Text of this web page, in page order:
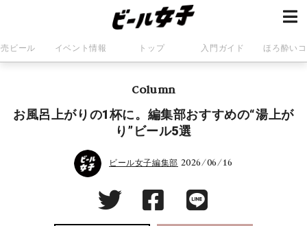
ビール イベント情報 トップ 入門ガイド ほろ酔い
Column
お風呂上がりの1杯に。編集部おすすめの“湯上が
り”ビール5選
ビール女子編集部 2026/06/16